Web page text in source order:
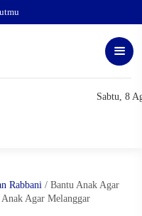
Sabtu, 8
Rabbani / Bantu Anak Agar
Agar Melanggar